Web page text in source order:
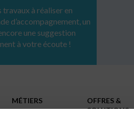
travaux à réaliser en
d’accompagnement, un
une suggestion
à votre écoute !
MÉTIERS
OFFRES &
SOLUTIONS